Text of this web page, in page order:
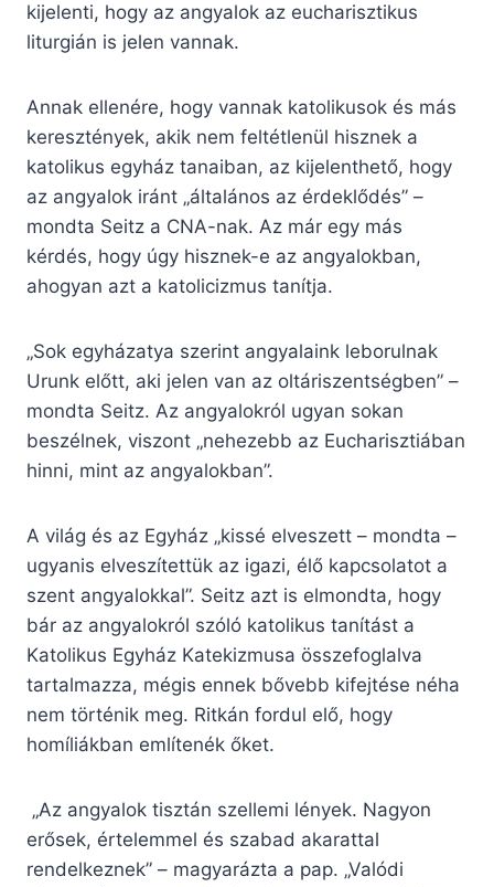
kijelenti, hogy az angyalok az eucharisztikus
liturgián is jelen vannak.
Annak ellenére, hogy vannak katolikusok és más
keresztények, akik nem feltétlenül hisznek a
katolikus egyház tanaiban, az kijelenthető, hogy
az angyalok iránt „általános az érdeklődés” –
mondta Seitz a CNA-nak. Az már egy más
kérdés, hogy úgy hisznek-e az angyalokban,
ahogyan azt a katolicizmus tanítja.
„Sok egyházatya szerint angyalaink leborulnak
Urunk előtt, aki jelen van az oltáriszentségben” –
mondta Seitz. Az angyalokról ugyan sokan
beszélnek, viszont „nehezebb az Eucharisztiában
hinni, mint az angyalokban”.
A világ és az Egyház „kissé elveszett – mondta –
ugyanis elveszítettük az igazi, élő kapcsolatot a
szent angyalokkal”. Seitz azt is elmondta, hogy
bár az angyalokról szóló katolikus tanítást a
Katolikus Egyház Katekizmusa összefoglalva
tartalmazza, mégis ennek bővebb kifejtése néha
nem történik meg. Ritkán fordul elő, hogy
homíliákban említenék őket.
„Az angyalok tisztán szellemi lények. Nagyon
erősek, értelemmel és szabad akarattal
rendelkeznek” – magyarázta a pap. „Valódi